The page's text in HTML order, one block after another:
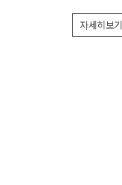
자세히보기